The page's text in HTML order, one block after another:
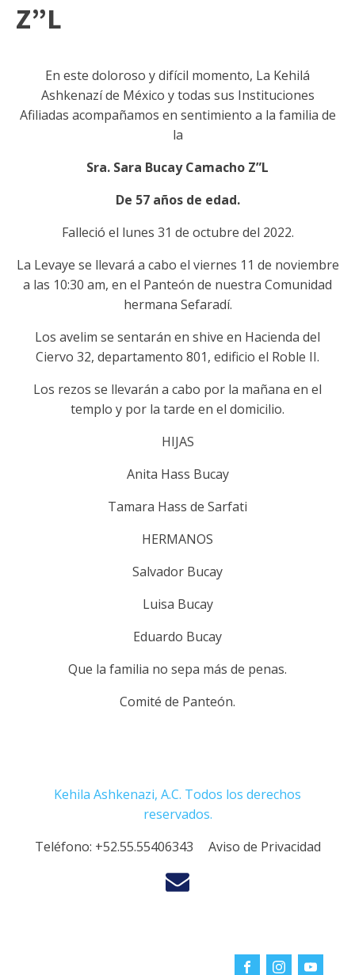
Z”L
En este doloroso y difícil momento, La Kehilá
Ashkenazí de México y todas sus Instituciones
Afiliadas acompañamos en sentimiento a la familia de
la
Sra. Sara Bucay Camacho Z”L
De 57 años de edad.
Falleció el lunes 31 de octubre del 2022.
La Levaye se llevará a cabo el viernes 11 de noviembre
a las 10:30 am, en el Panteón de nuestra Comunidad
hermana Sefaradí.
Los avelim se sentarán en shive en Hacienda del
Ciervo 32, departamento 801, edificio el Roble II.
Los rezos se llevarán a cabo por la mañana en el
templo y por la tarde en el domicilio.
HIJAS
Anita Hass Bucay
Tamara Hass de Sarfati
HERMANOS
Salvador Bucay
Luisa Bucay
Eduardo Bucay
Que la familia no sepa más de penas.
Comité de Panteón.
Kehila Ashkenazi, A.C. Todos los derechos
reservados.
Teléfono: +52.55.55406343 Aviso de Privacidad